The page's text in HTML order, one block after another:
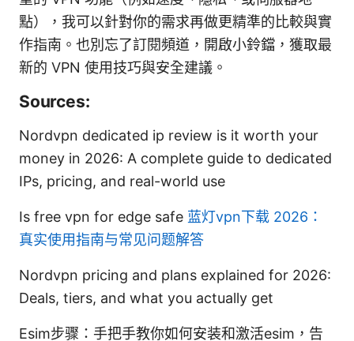
點），我可以針對你的需求再做更精準的比較與實
作指南。也別忘了訂閱頻道，開啟小鈴鐺，獲取最
新的 VPN 使用技巧與安全建議。
Sources:
Nordvpn dedicated ip review is it worth your
money in 2026: A complete guide to dedicated
IPs, pricing, and real-world use
Is free vpn for edge safe 蓝灯vpn下载 2026：
真实使用指南与常见问题解答
Nordvpn pricing and plans explained for 2026:
Deals, tiers, and what you actually get
Esim步骤：手把手教你如何安装和激活esim，告